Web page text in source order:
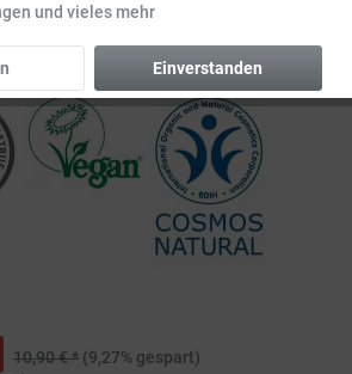
10,90 € * (9,27% gespart)
und vieles mehr
Einverstanden